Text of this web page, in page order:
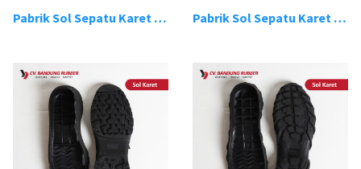
Pabrik Sol Sepatu Karet Bandung 5 Pabrik Sol Sepatu Karet Bandung 6